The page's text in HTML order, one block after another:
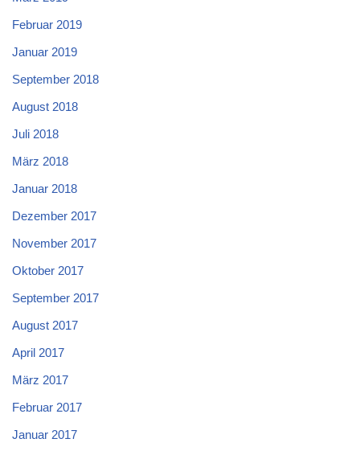
Februar 2019
Januar 2019
September 2018
August 2018
Juli 2018
März 2018
Januar 2018
Dezember 2017
November 2017
Oktober 2017
September 2017
August 2017
April 2017
März 2017
Februar 2017
Januar 2017